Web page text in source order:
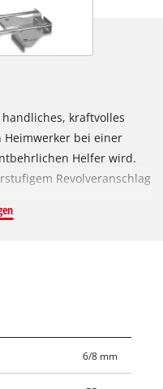
handliches, kraftvolles
Heimwerker bei einer
Helfer wird.
Revolveranschlag
Arbeitssicherheit. Dank
Die Spannzange erlaubt
einem
mm. Die
6/8 mm